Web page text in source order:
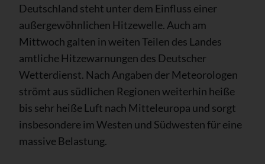
Deutschland steht unter dem Einfluss einer
außergewöhnlichen Hitzewelle. Auch am
Mittwoch galten in weiten Teilen des Landes
amtliche Hitzewarnungen des Deutscher
Wetterdienst. Nach Angaben der Meteorologen
strömt aus südlichen Regionen weiterhin heiße
bis sehr heiße Luft nach Mitteleuropa und sorgt
insbesondere im Westen und Südwesten für eine
massive Belastung.